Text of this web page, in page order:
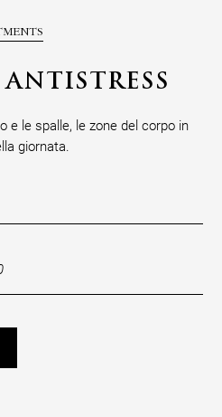
e le spalle, le zone del corpo in
giornata.